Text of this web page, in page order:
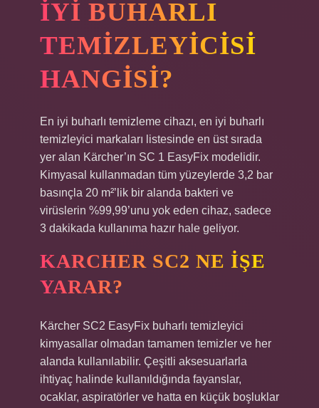
IYI BUHARLI
TEMIZLEYICISI
HANGISI?
En iyi buharlı temizleme cihazı, en iyi buharlı
temizleyici markaları listesinde en üst sırada
yer alan Kärcher’ın SC 1 EasyFix modelidir.
Kimyasal kullanmadan tüm yüzeylerde 3,2 bar
basınçla 20 m²’lik bir alanda bakteri ve
virüslerin %99,99’unu yok eden cihaz, sadece
3 dakikada kullanıma hazır hale geliyor.
KARCHER SC2 NE IŞE
YARAR?
Kärcher SC2 EasyFix buharlı temizleyici
kimyasallar olmadan tamamen temizler ve her
alanda kullanılabilir. Çeşitli aksesuarlarla
ihtiyaç halinde kullanıldığında fayanslar,
ocaklar, aspiratörler ve hatta en küçük boşluklar